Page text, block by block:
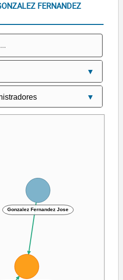
FERNANDEZ
Gonzalez Fernandez Jose